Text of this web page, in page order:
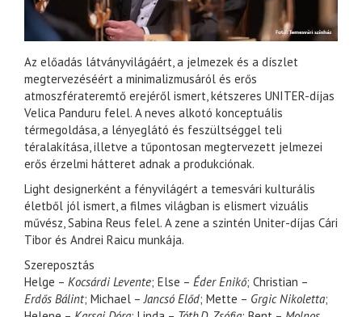
Az előadás látványvilágáért, a jelmezek és a díszlet
megtervezéséért a minimalizmusáról és erős
atmoszférateremtő erejéről ismert, kétszeres UNITER-díjas
Velica Panduru felel. A neves alkotó konceptuális
térmegoldása, a lényeglátó és feszültséggel teli
téralakítása, illetve a tűpontosan megtervezett jelmezei
erős érzelmi hátteret adnak a produkciónak.
Light designerként a fényvilágért a temesvári kulturális
életből jól ismert, a filmes világban is elismert vizuális
művész, Sabina Reus felel. A zene a szintén Uniter-díjas Cári
Tibor és Andrei Raicu munkája.
Szereposztás
Helge – Kocsárdi Levente; Else – Éder Enikő; Christian –
Erdős Bálint; Michael –Jancsó Előd; Mette – Grgic Nikoletta;